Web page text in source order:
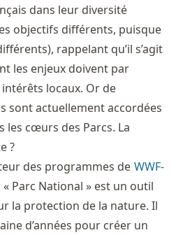
dans leur diversité
objectifs différents, puisque
rappelant qu’il s’agit
les enjeux doivent par
locaux. Or de
sont actuellement accordées
les cœurs des Parcs. La
?
des programmes de WWF-
« Parc National » est un outil
la protection de la nature. Il
d’années pour créer un